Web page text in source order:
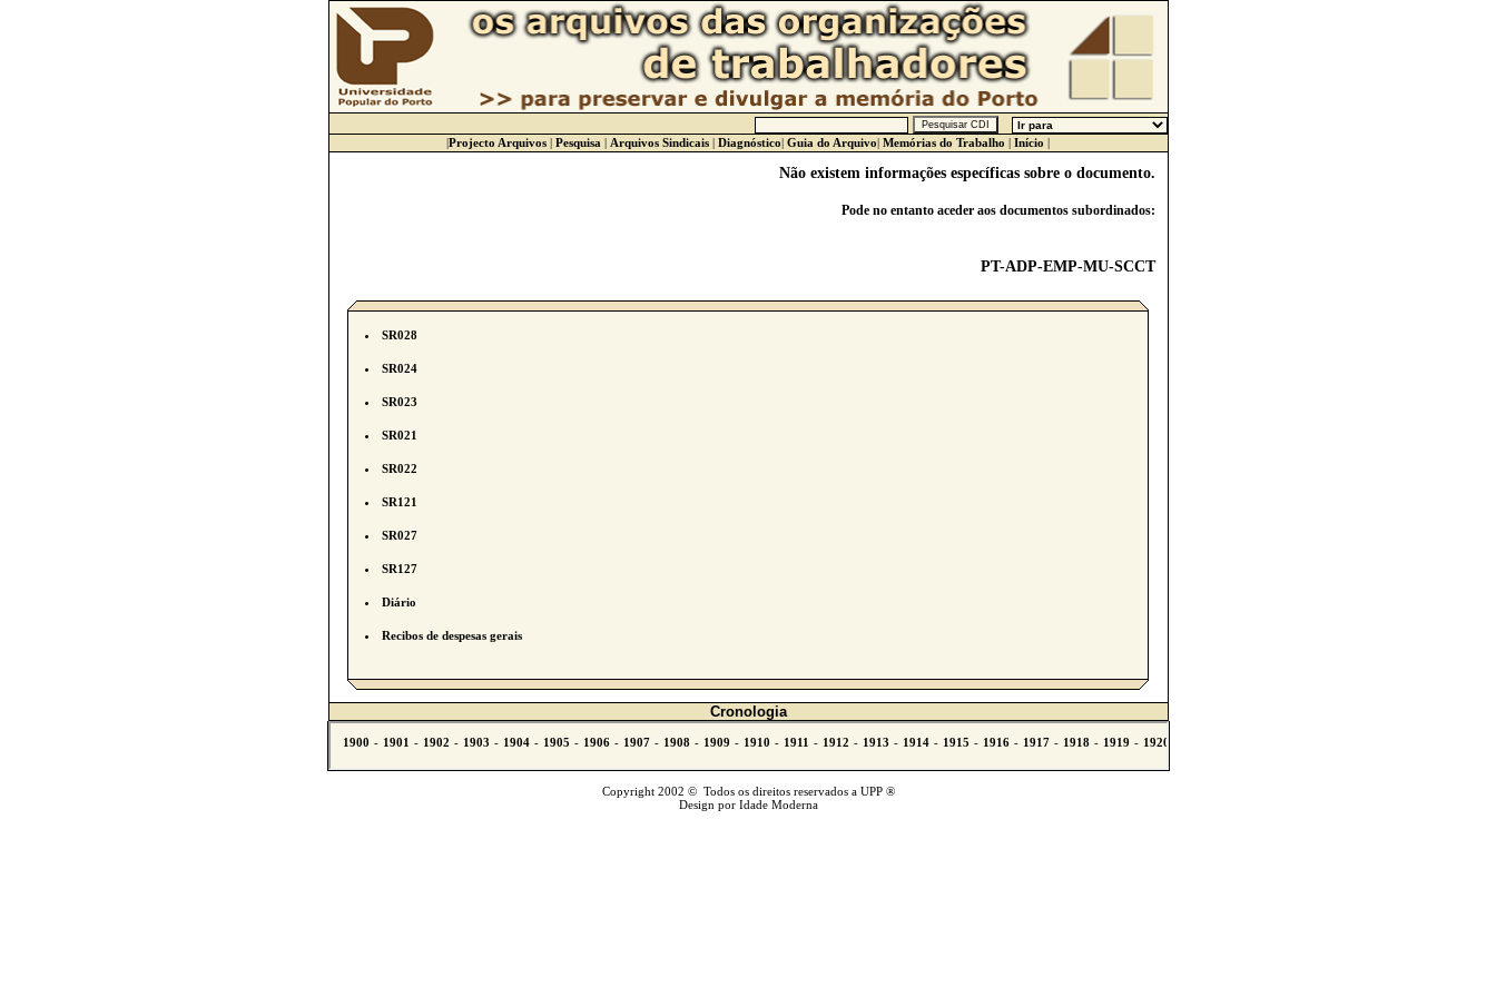
|Projecto Arquivos | Pesquisa | Arquivos Sindicais | Diagnóstico| Guia do Arquivo| Memórias do Trabalho | Início |
Não existem informações específicas sobre o documento.
Pode no entanto aceder aos documentos subordinados:
PT-ADP-EMP-MU-SCCT
SR028
SR024
SR023
SR021
SR022
SR121
SR027
SR127
Diário
Recibos de despesas gerais
Cronologia
Copyright 2002 © Todos os direitos reservados a UPP ®
Design por Idade Moderna